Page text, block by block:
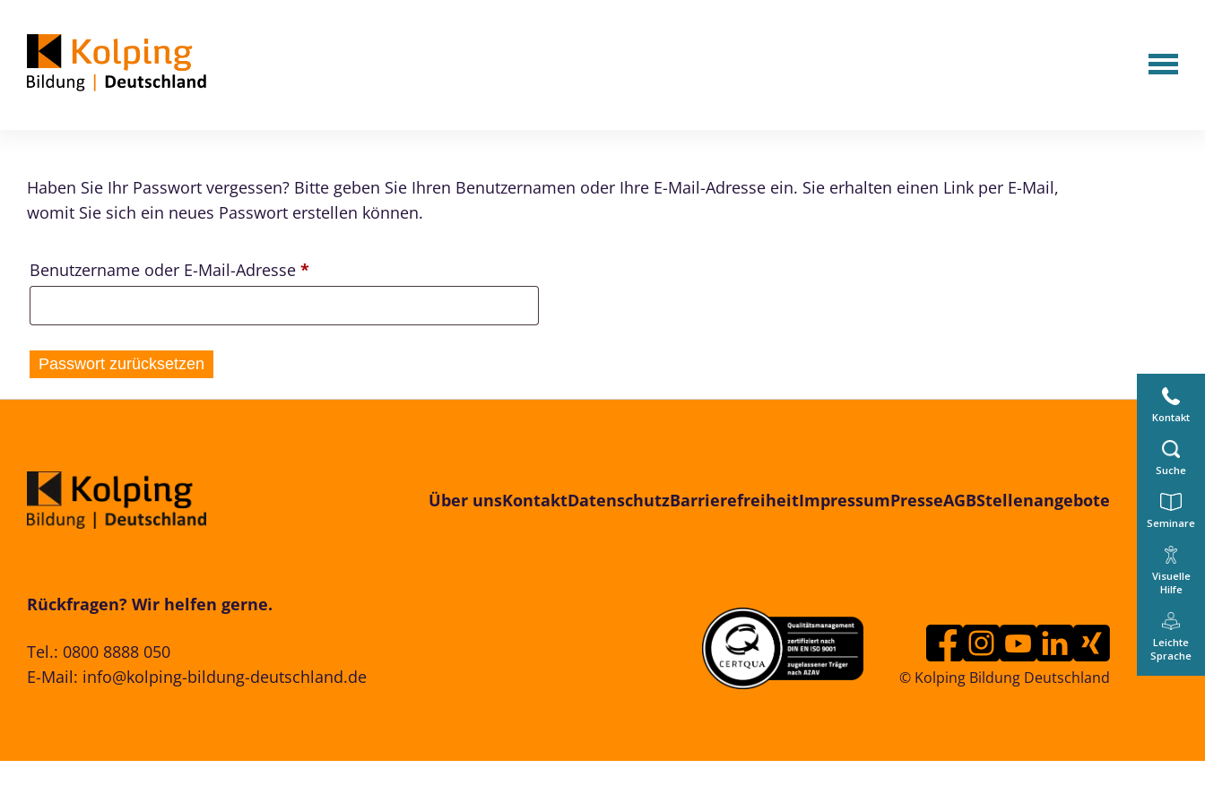
Kontakt
Suche
Seminare
Visuelle
Hilfe
Leichte
Sprache
Haben Sie Ihr Passwort vergessen? Bitte geben Sie Ihren Benutzernamen oder Ihre E-Mail-Adresse ein. Sie erhalten einen Link per E-Mail,
womit Sie sich ein neues Passwort erstellen können.
Benutzername oder E-Mail-Adresse *Erforderlich
Passwort zurücksetzen
Über unsKontaktDatenschutzBarrierefreiheitImpressumPresseAGBStellenangebote
Rückfragen? Wir helfen gerne.
Tel.: 0800 8888 050
E-Mail: info@kolping-bildung-deutschland.de © Kolping Bildung Deutschland